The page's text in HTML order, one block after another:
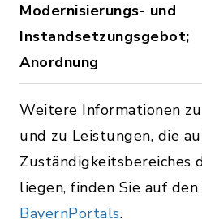
Modernisierungs- und
Instandsetzungsgebot;
Anordnung
Weitere Informationen
und zu Leistungen, die
Zuständigkeitsbereiches
liegen, finden Sie auf
BayernPortals.